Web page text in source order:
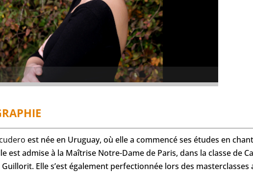
est née en Uruguay, où elle a commencé ses études en
est admise à la Maîtrise Notre-Dame de Paris, dans la classe de
Guillorit. Elle s’est également perfectionnée lors des